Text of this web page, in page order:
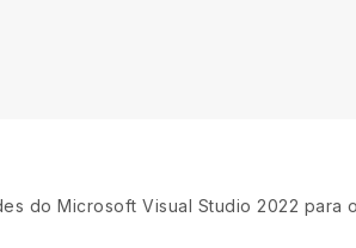
do Microsoft Visual Studio 2022 para